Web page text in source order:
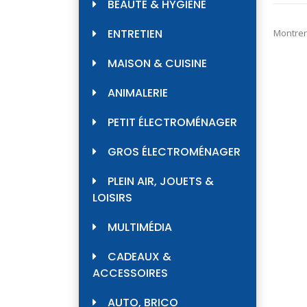
BEAUTÉ & HYGIÈNE
ENTRETIEN
MAISON & CUISINE
ANIMALERIE
PETIT ÉLECTROMÉNAGER
GROS ÉLECTROMÉNAGER
PLEIN AIR, JOUETS &
LOISIRS
MULTIMÉDIA
CADEAUX &
ACCESSOIRES
AUTO, BRICO